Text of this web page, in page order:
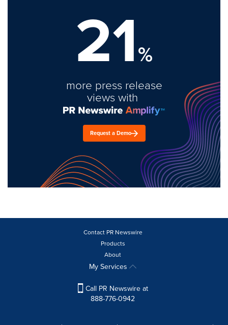
21%
more press release
views with
Request a Demo
Contact PR Newswire
Products
About
My Services
Call PR Newswire at
888-776-0942